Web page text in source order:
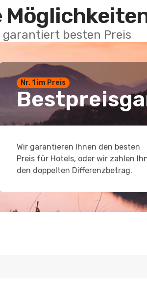
garantiert besten Preis
Nr. 1 im Preis
Wir garantieren Ihnen den besten
Preis für Hotels, oder wir zahlen
den doppelten Differenzbetrag.